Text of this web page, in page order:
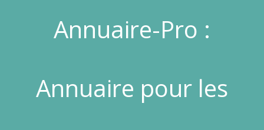
Annuaire-Pro :
Annuaire pour les